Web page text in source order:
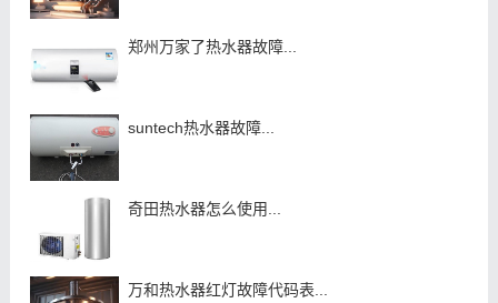
郑州万家了热水器故障...
suntech热水器故障...
奇田热水器怎么使用...
万和热水器红灯故障代码表...